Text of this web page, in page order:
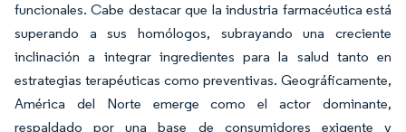
funcionales. Cabe destacar que la industria farmacéutica está
superando a sus homólogos, subrayando una creciente
inclinación a integrar ingredientes para la salud tanto en
estrategias terapéuticas como preventivas. Geográficamente,
América del Norte emerge como el actor dominante,
respaldado por una base de consumidores exigente y